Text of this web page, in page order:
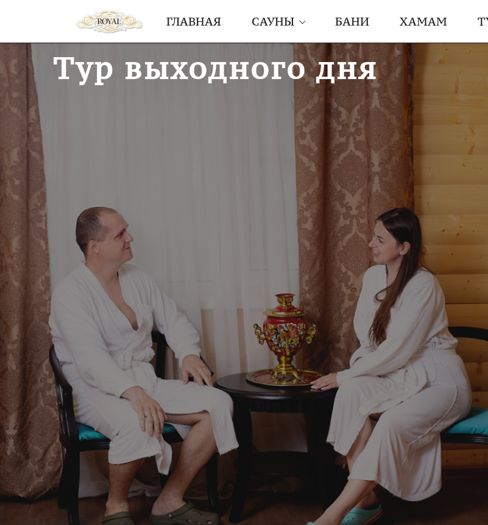
ГЛАВНАЯ САУНЫ БАНИ ХАМАМ
Тур выходного дня